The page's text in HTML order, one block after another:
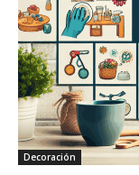
Decoración